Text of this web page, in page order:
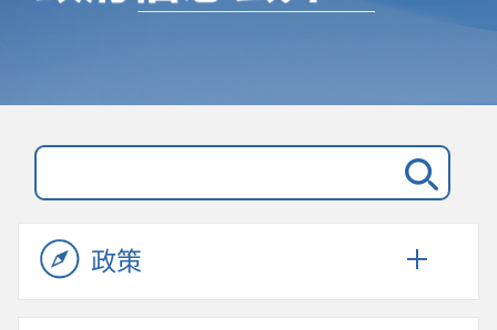
政策